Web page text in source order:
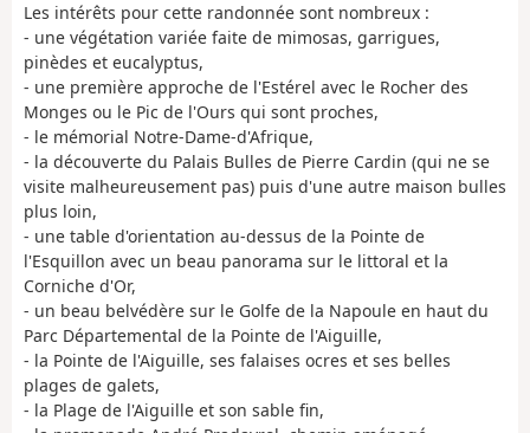
Les intérêts pour cette randonnée sont nombreux :
- une végétation variée faite de mimosas, garrigues,
pinèdes et eucalyptus,
- une première approche de l'Estérel avec le Rocher des
Monges ou le Pic de l'Ours qui sont proches,
- le mémorial Notre-Dame-d'Afrique,
- la découverte du Palais Bulles de Pierre Cardin (qui ne se
visite malheureusement pas) puis d'une autre maison bulles
plus loin,
- une table d'orientation au-dessus de la Pointe de
l'Esquillon avec un beau panorama sur le littoral et la
Corniche d'Or,
- un beau belvédère sur le Golfe de la Napoule en haut du
Parc Départemental de la Pointe de l'Aiguille,
- la Pointe de l'Aiguille, ses falaises ocres et ses belles
plages de galets,
- la Plage de l'Aiguille et son sable fin,